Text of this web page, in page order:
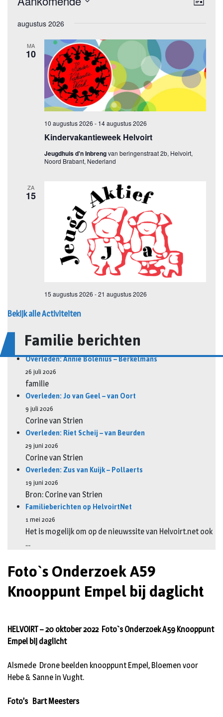
Bekijk alle Activiteiten
Familie berichten
Overleden: Annie Bolenius – Berkelmans
26 juli 2026
familie
Overleden: Jo van Geel – van Oort
9 juli 2026
Corine van Strien
Overleden: Riet Scheij – van Beurden
29 juni 2026
Corine van Strien
Overleden: Zus van Kuijk – Pollaerts
19 juni 2026
Bron: Corine van Strien
Familieberichten op HelvoirtNet
1 mei 2026
Het is mogelijk om op de nieuwssite van Helvoirt.net ook
…
Foto`s Onderzoek A59
Knooppunt Empel bij daglicht
HELVOIRT – 20 oktober 2022 Foto`s Onderzoek A59 Knooppunt
Empel bij daglicht
Alsmede Drone beelden knooppunt Empel, Bloemen voor
Hebe & Sanne in Vught.
Foto’s Bart Meesters